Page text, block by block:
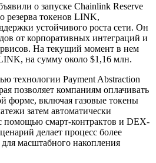
о запуске Chainlink Reserve
резерва токенов LINK,
устойчивого роста сети. Он
от корпоративных интеграций и
На текущий момент в нем
на сумму около $1,16 млн.
технологии Payment Abstraction
позволяет компаниям оплачивать
форме, включая газовые токены
затем автоматически
помощью смарт-контрактов и DEX-
делает процесс более
масштабного накопления